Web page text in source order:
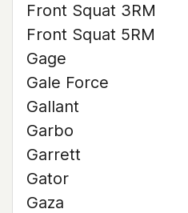
Front Squat 3RM
Front Squat 5RM
Gage
Gale Force
Gallant
Garbo
Garrett
Gator
Gaza